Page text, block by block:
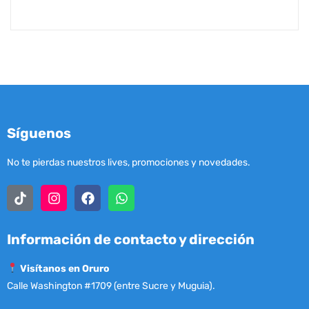
Síguenos
No te pierdas nuestros lives, promociones y novedades.
Información de contacto y dirección
Visítanos en Oruro
Calle Washington #1709 (entre Sucre y Muguia).